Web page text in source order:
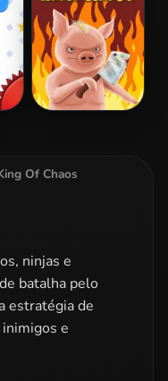
Of Chaos
ninjas e
batalha pelo
estratégia de
e